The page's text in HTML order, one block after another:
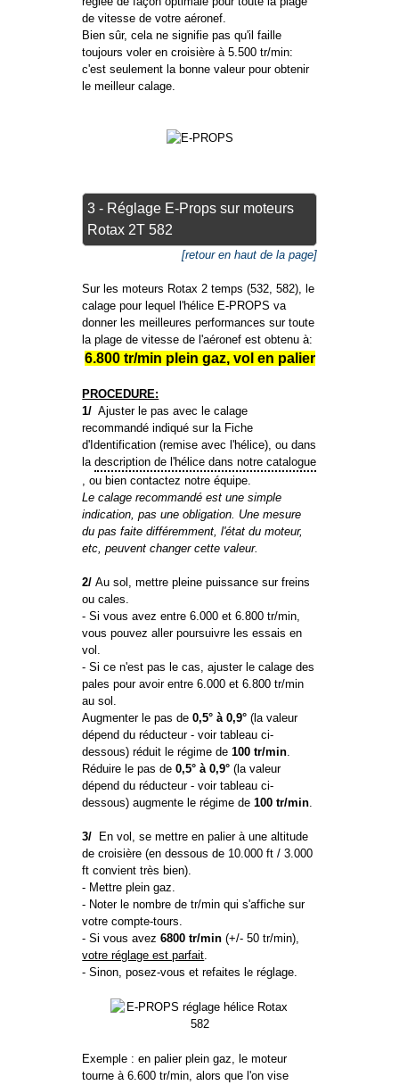
de vitesse de votre aéronef.
Bien sûr, cela ne signifie pas qu'il faille
toujours voler en croisière à 5.500 tr/min:
c'est seulement la bonne valeur pour obtenir
le meilleur calage.
3 - Réglage E-Props sur moteurs
Rotax 2T 582
[retour en haut de la page]
Sur les moteurs Rotax 2 temps (532, 582), le
calage pour lequel l'hélice E-PROPS va
donner les meilleures performances sur toute
la plage de vitesse de l'aéronef est obtenu à:
6.800 tr/min plein gaz, vol en palier
PROCEDURE:
1/ Ajuster le pas avec le calage
recommandé indiqué sur la Fiche
d'Identification (remise avec l'hélice), ou dans
ladescription de l'hélice dans notre catalogue
, ou bien contactez notre équipe.
Le calage recommandé est une simple
indication, pas une obligation. Une mesure
du pas faite différemment, l'état du moteur,
etc, peuvent changer cette valeur.
2/ Au sol, mettre pleine puissance sur freins
ou cales.
- Si vous avez entre 6.000 et 6.800 tr/min,
vous pouvez aller poursuivre les essais en
vol.
- Si ce n'est pas le cas, ajuster le calage des
pales pour avoir entre 6.000 et 6.800 tr/min
au sol.
Augmenter le pas de0,5° à 0,9° (la valeur
dépend du réducteur - voir tableau ci-
dessous) réduit le régime de100 tr/min.
Réduire le pas de0,5° à 0,9° (la valeur
dépend du réducteur - voir tableau ci-
dessous) augmente le régime de100 tr/min.
3/ En vol, se mettre en palier à une altitude
de croisière (en dessous de 10.000 ft / 3.000
ft convient très bien).
- Mettre plein gaz.
- Noter le nombre de tr/min qui s'affiche sur
votre compte-tours.
- Si vous avez6800 tr/min (+/- 50 tr/min),
votre réglage est parfait.
- Sinon, posez-vous et refaites le réglage.
Exemple : en palier plein gaz, le moteur
tourne à 6.600 tr/min, alors que l'on vise